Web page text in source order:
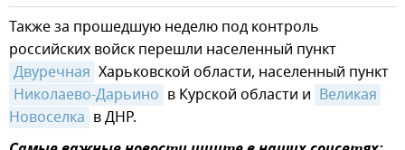
Также за прошедшую неделю под контроль
российских войск перешли населенный пункт
Двуречная Харьковской области, населенный пункт
Николаево-Дарьино в Курской области и Великая
Новоселка в ДНР.